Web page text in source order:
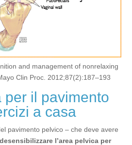
and management of nonrelaxing
Clin Proc. 2012;87(2):187–193
per il pavimento
a casa
pavimento pelvico – che deve avere
desensibilizzare l’area pelvica per